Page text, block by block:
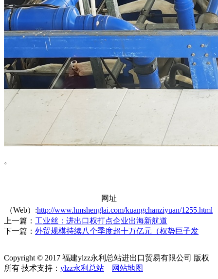
。
网址
（Web）:http://www.hmshenglai.com/kuangchanziyuan/1255.html
上一篇： 工业丝：进出口权打点企业出海新航道
下一篇： 外贸规模持续八个季度超十万亿元（权势巨子发
Copyright © 2017 福建ylzz永利总站进出口贸易有限公司 版权
所有 技术支持： ylzz永利总站 网站地图